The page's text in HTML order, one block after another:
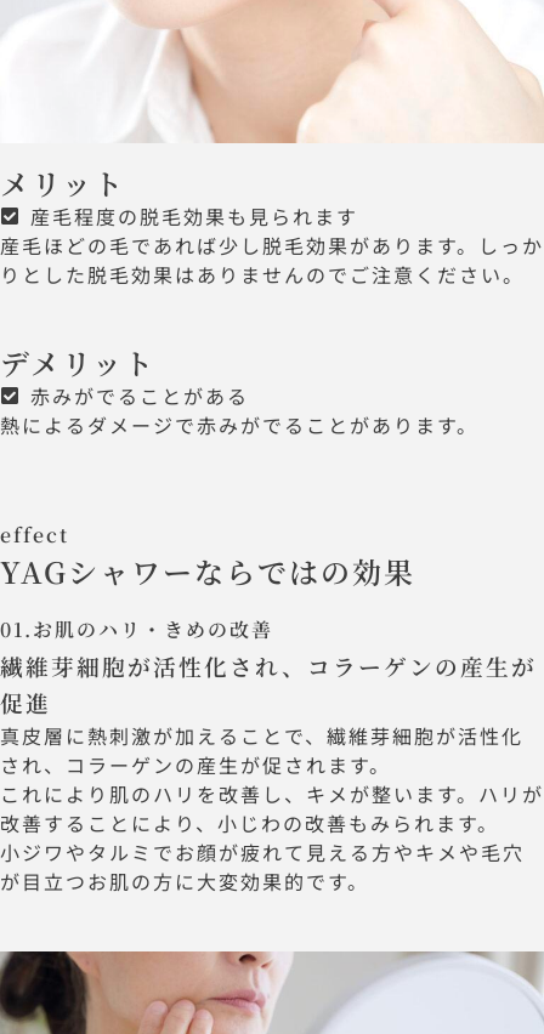
メリット
産毛程度の脱毛効果も見られます
産毛ほどの毛であれば少し脱毛効果があります。しっか
りとした脱毛効果はありませんのでご注意ください。
デメリット
赤みがでることがある
熱によるダメージで赤みがでることがあります。
effect
YAGシャワーならではの効果
01.お肌のハリ・きめの改善
繊維芽細胞が活性化され、コラーゲンの産生が
促進
真皮層に熱刺激が加えることで、繊維芽細胞が活性化
され、コラーゲンの産生が促されます。
これにより肌のハリを改善し、キメが整います。ハリが
改善することにより、小じわの改善もみられます。
小ジワやタルミでお顔が疲れて見える方やキメや毛穴
が目立つお肌の方に大変効果的です。